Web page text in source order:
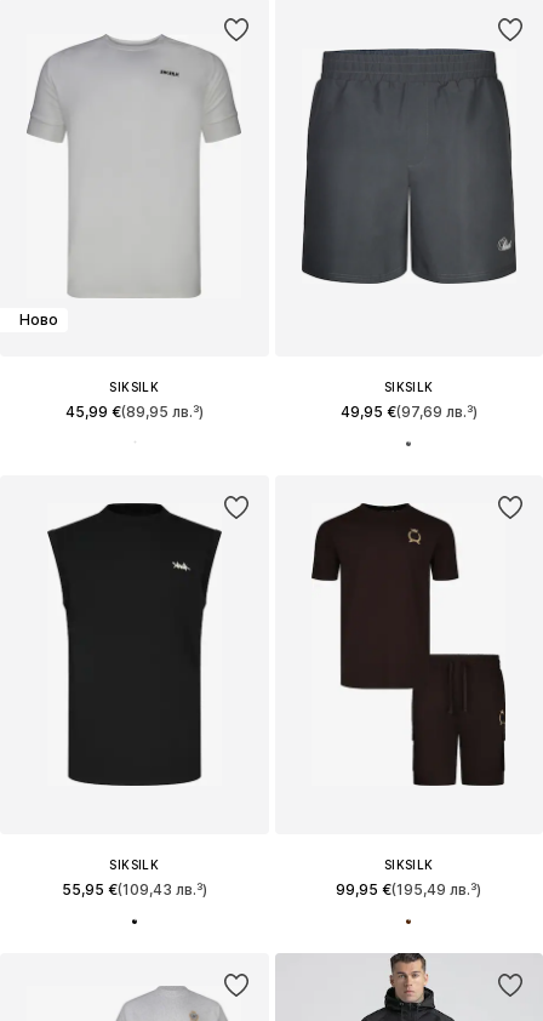
Ново
SIKSILK
45,99 €(89,95 лв.³)
SIKSILK
49,95 €(97,69 лв.³)
SIKSILK
55,95 €(109,43 лв.³)
SIKSILK
99,95 €(195,49 лв.³)